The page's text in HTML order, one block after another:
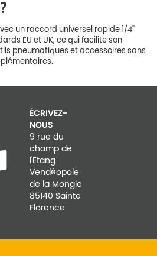
un raccord universel rapide 1/4''
EU et UK, ce qui facilite son
pneumatiques et accessoires sans
ÉCRIVEZ-
NOUS
9 rue du
champ de
l'Etang
Vendéopole
de la Mongie
85140 Sainte
Florence